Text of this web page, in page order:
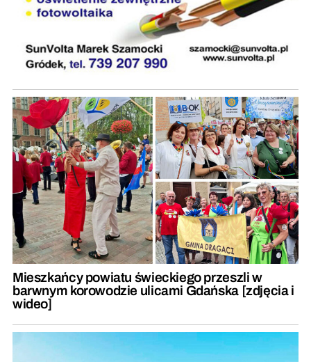
Mieszkańcy powiatu świeckiego przeszli w
barwnym korowodzie ulicami Gdańska [zdjęcia i
wideo]